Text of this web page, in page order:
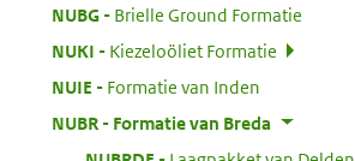
NUBG:
Brielle Ground Formatie
NUKI
Kiezeloöliet Formatie
NUIE
Formatie van Inden
NUBR:
Formatie van Breda